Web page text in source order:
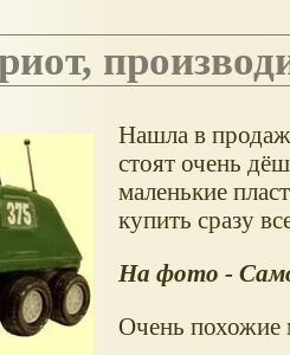
Нашла в
стоят очень
маленькие
купить сразу
На фото -
Очень похожие